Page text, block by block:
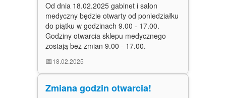
Od dnia 18.02.2025 gabinet i salon
medyczny będzie otwarty od poniedziałku
do piątku w godzinach 9.00 - 17.00.
Godziny otwarcia sklepu medycznego
zostają bez zmian 9.00 - 17.00.
📅18.02.2025
Zmiana godzin otwarcia!